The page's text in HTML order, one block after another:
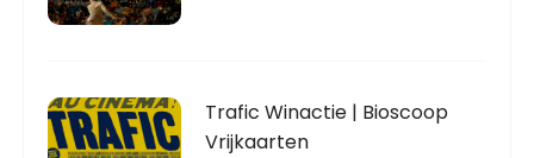
Trafic Winactie | Bioscoop
Vrijkaarten